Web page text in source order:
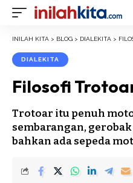
INILAH KITA > BLOG > DIALEKITA >
DIALEKITA
Filosofi
Trotoar itu penuh
sembarangan,
bahkan ada sepeda